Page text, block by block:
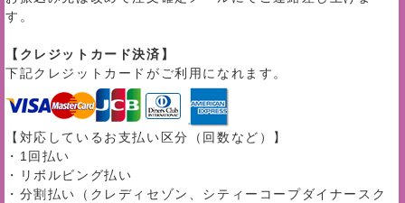
す。
【クレジットカード決済】
下記クレジットカードがご利用になれます。
【対応しているお支払い区分（回数など）】
・1回払い
・リボルビング払い
・分割払い（クレディセゾン、シティーコープダイナースク